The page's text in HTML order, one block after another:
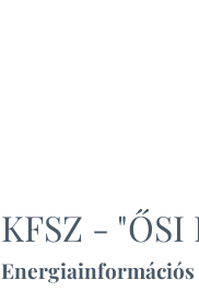
KFSZ - "ŐSI
Energiainformációs